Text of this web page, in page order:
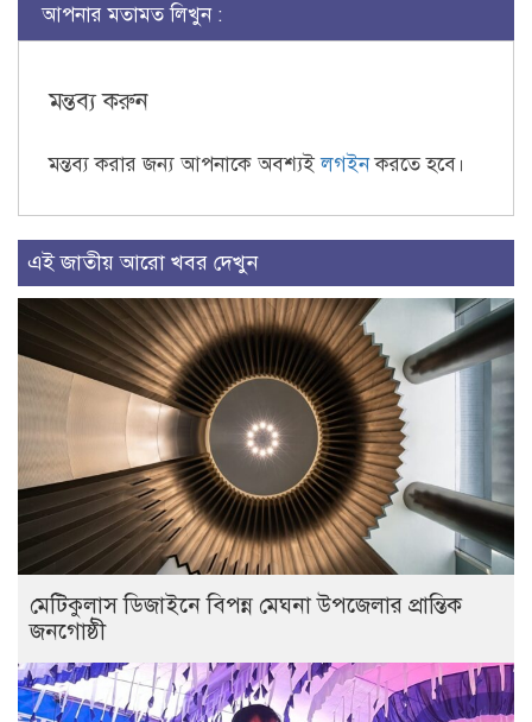
আপনার মতামত লিখুন :
মন্তব্য করুন
মন্তব্য করার জন্য আপনাকে অবশ্যইলগইনকরতে হবে।
এই জাতীয় আরো খবর দেখুন
মেটিকুলাস ডিজাইনে বিপন্ন মেঘনা উপজেলার প্রান্তিক
জনগোষ্ঠী